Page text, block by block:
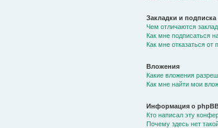
Закладки и
Чем отличаются
Как мне подписаться
Как мне отказаться от
Вложения
Какие вложения
Как мне найти мои
Информация о
Кто написал эту
Почему здесь нет